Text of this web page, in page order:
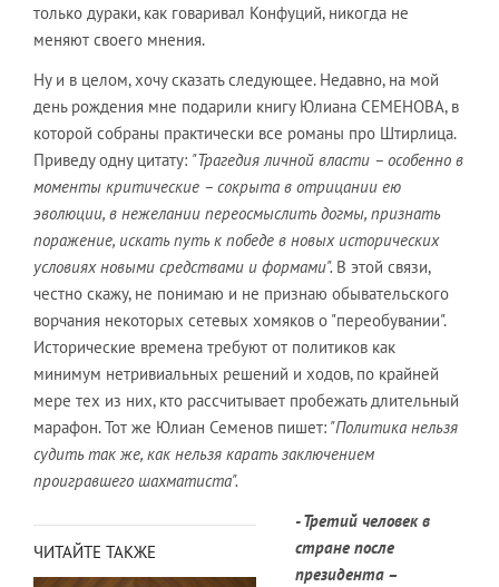
только дураки, как говаривал Конфуций, никогда не
меняют своего мнения.
Ну и в целом, хочу сказать следующее. Недавно, на мой
день рождения мне подарили книгу Юлиана СЕМЕНОВА, в
которой собраны практически все романы про Штирлица.
Приведу одну цитату: "Трагедия личной власти – особенно в
моменты критические – сокрыта в отрицании ею
эволюции, в нежелании переосмыслить догмы, признать
поражение, искать путь к победе в новых исторических
условиях новыми средствами и формами". В этой связи,
честно скажу, не понимаю и не признаю обывательского
ворчания некоторых сетевых хомяков о "переобувании".
Исторические времена требуют от политиков как
минимум нетривиальных решений и ходов, по крайней
мере тех из них, кто рассчитывает пробежать длительный
марафон. Тот же Юлиан Семенов пишет: "Политика нельзя
судить так же, как нельзя карать заключением
проигравшего шахматиста".
ЧИТАЙТЕ ТАКЖЕ
- Третий человек в
стране после
президента –